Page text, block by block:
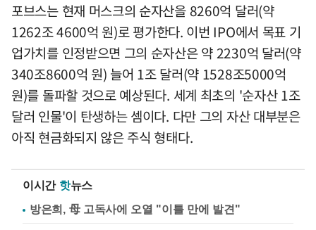
포브스는 현재 머스크의 순자산을 8260억 달러(약
1262조 4600억 원)로 평가한다. 이번 IPO에서 목표 기
업가치를 인정받으면 그의 순자산은 약 2230억 달러(약
340조8600억 원) 늘어 1조 달러(약 1528조5000억
원)를 돌파할 것으로 예상된다. 세계 최초의 '순자산 1조
달러 인물'이 탄생하는 셈이다. 다만 그의 자산 대부분은
아직 현금화되지 않은 주식 형태다.
이시간 핫뉴스
방은희, 母 고독사에 오열 "이틀 만에 발견"